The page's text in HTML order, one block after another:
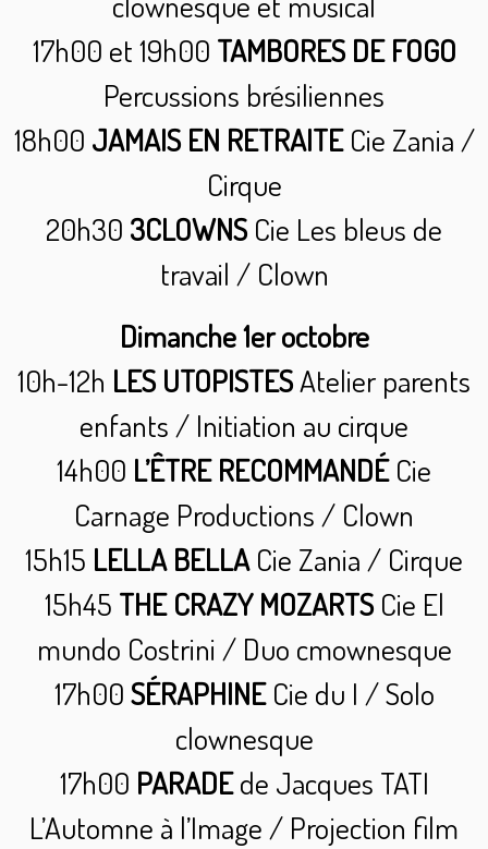
17h00 et 19h00 TAMBORES DE FOGO
Percussions brésiliennes
18h00 JAMAIS EN RETRAITECie Zania /
Cirque
20h30 3CLOWNS Cie Les bleus de
travail / Clown
Dimanche 1er octobre
10h-12h LES UTOPISTESAtelier parents
enfants / Initiation au cirque
14h00 L’ÊTRE RECOMMANDÉCie
Carnage Productions / Clown
15h15 LELLA BELLACie Zania / Cirque
15h45 THE CRAZY MOZARTSCie El
mundo Costrini / Duo cmownesque
17h00 SÉRAPHINECie du I / Solo
clownesque
17h00 PARADEde Jacques TATI
L’Automne à l’Image / Projection film